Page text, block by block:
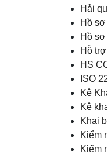
Hải
Hồ
Hồ
Hỗ
HS
ISO
Kê
Kê
Khai
Kiểm
Kiểm